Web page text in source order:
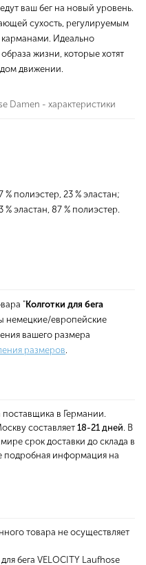
ваш бег на новый уровень.
сухость, регулируемым
Идеально
жизни, которые хотят
движении.
Damen - характеристики
полиэстер, 23 % эластан;
% эластан, 87 % полиэстер.
"Колготки для бега
немецкие/европейские
вашего размера
размеров.
поставщика в Германии.
составляет18-21 дней. В
срок доставки до склада в
подробная информация на
товара не осуществляет
бега VELOCITY Laufhose